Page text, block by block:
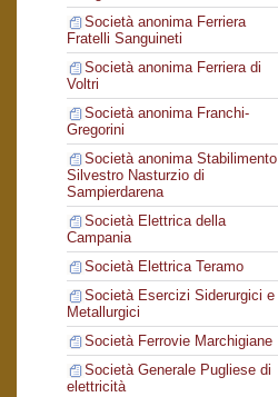
Società anonima Ferriera
Fratelli Sanguineti
Società anonima Ferriera di
Voltri
Società anonima Franchi-
Gregorini
Società anonima Stabilimento
Silvestro Nasturzio di
Sampierdarena
Società Elettrica della
Campania
Società Elettrica Teramo
Società Esercizi Siderurgici e
Metallurgici
Società Ferrovie Marchigiane
Società Generale Pugliese di
elettricità